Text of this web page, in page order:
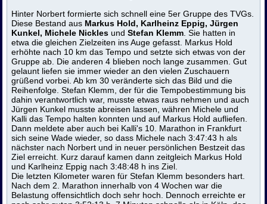
Hinter Norbert formierte sich schnell eine 5er Gruppe des TVGs.
Diese Bestand aus Markus Hold, Karlheinz Eppig, Jürgen
Kunkel, Michele Nickles und Stefan Klemm . Sie hatten in
etwa die gleichen Zielzeiten ins Auge gefasst. Markus Hold
erhöhte nach 10 km das Tempo und setzte sich etwas von der
Gruppe ab. Die anderen 4 blieben noch lange zusammen. Gut
gelaunt liefen sie immer wieder an den vielen Zuschauern
grüßend vorbei. Ab km 30 veränderte sich das Bild und die
Reihenfolge. Stefan Klemm, der für die Tempobestimmung bis
dahin verantwortlich war, musste etwas raus nehmen und auch
Jürgen Kunkel musste abreisen lassen, währen Michele und
Kalli das Tempo halten konnten und auf Markus Hold aufliefen.
Dann meldete aber auch bei Kalli's 10. Marathon in Frankfurt
sich seine Wade wieder, so dass Michele nach 3:47:43 h als
nächster nach Norbert und in neuer persönlichen Bestzeit das
Ziel erreicht. Kurz darauf kamen dann zeitgleich Markus Hold
und Karlheinz Eppig nach 3:48:48 h ins Ziel.
Die letzten Kilometer waren für Stefan Klemm besonders hart.
Nach dem 2. Marathon innerhalb von 4 Wochen war die
Belastung offensichtlich doch sehr hoch. Dennoch erreichte er